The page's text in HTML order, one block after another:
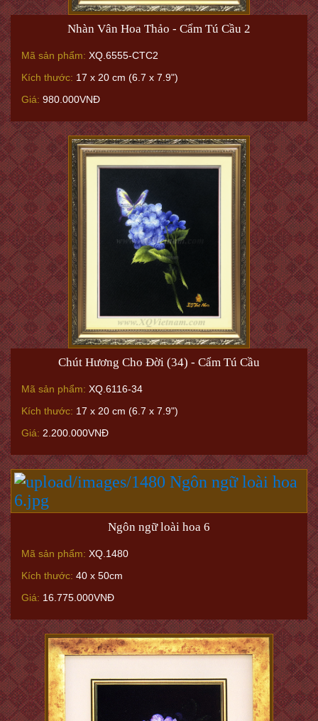
Nhàn Vân Hoa Thảo - Cẩm Tú Cầu 2
Mã sản phẩm: XQ.6555-CTC2
Kích thước: 17 x 20 cm (6.7 x 7.9")
Giá: 980.000VNĐ
Chút Hương Cho Đời (34) - Cẩm Tú Cầu
Mã sản phẩm: XQ.6116-34
Kích thước: 17 x 20 cm (6.7 x 7.9")
Giá: 2.200.000VNĐ
Ngôn ngữ loài hoa 6
Mã sản phẩm: XQ.1480
Kích thước: 40 x 50cm
Giá: 16.775.000VNĐ